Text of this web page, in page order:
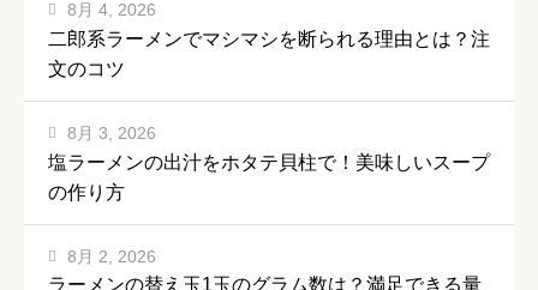
二郎系ラーメンでマシマシを断られる理由とは？注
文のコツ
8月 4, 2026
塩ラーメンの出汁をホタテ貝柱で！美味しいスープ
の作り方
8月 3, 2026
ラーメンの替え玉1玉のグラム数は？満足できる量
8月 2, 2026